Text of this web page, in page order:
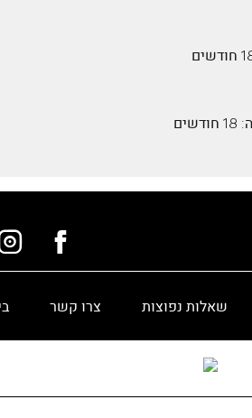
18 חודשים
שאלות נפוצות צרו קשר